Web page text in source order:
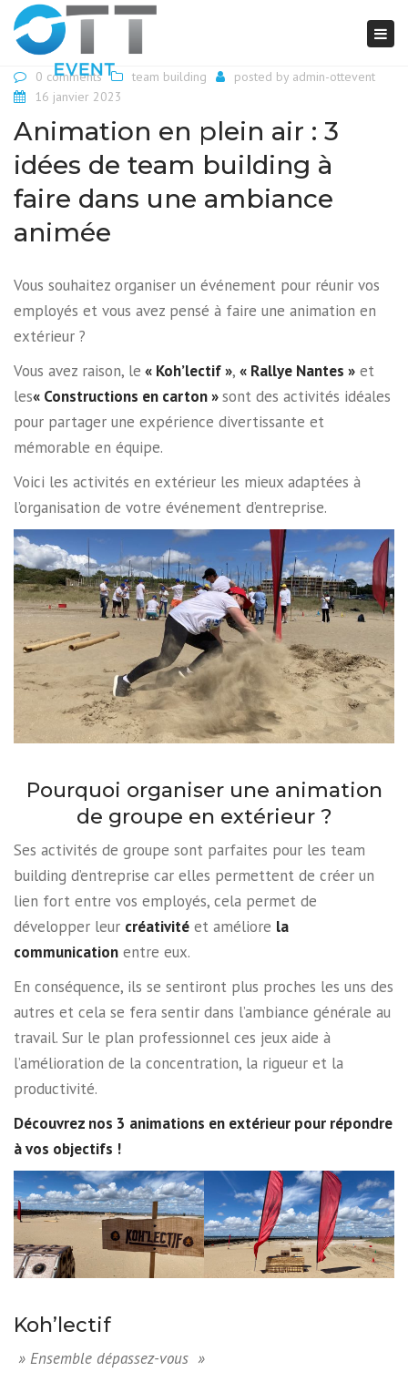
0 comments team building posted by admin-ottevent
16 janvier 2023
Animation en plein air : 3
idées de team building à
faire dans une ambiance
animée
Vous souhaitez organiser un événement pour réunir vos
employés et vous avez pensé à faire une animation en
extérieur ?
Vous avez raison, le « Koh’lectif », « Rallye Nantes » et
les« Constructions en carton »sont des activités idéales
pour partager une expérience divertissante et
mémorable en équipe.
Voici les activités en extérieur les mieux adaptées à
l’organisation de votre événement d’entreprise.
Pourquoi organiser une animation
de groupe en extérieur ?
Ses activités de groupe sont parfaites pour les team
building d’entreprise car elles permettent de créer un
lien fort entre vos employés, cela permet de
développer leur créativité et améliore la
communication entre eux.
En conséquence, ils se sentiront plus proches les uns des
autres et cela se fera sentir dans l’ambiance générale au
travail. Sur le plan professionnel ces jeux aide à
l’amélioration de la concentration, la rigueur et la
productivité.
Découvrez nos 3 animations en extérieur pour répondre
à vos objectifs !
Koh’lectif
» Ensemble dépassez-vous »